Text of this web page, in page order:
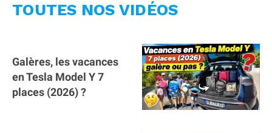
TOUTES NOS VIDÉOS
Galères, les vacances
en Tesla Model Y 7
places (2026) ?